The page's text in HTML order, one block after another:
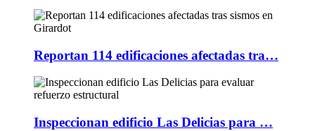
Reportan 114 edificaciones afectadas tra…
Inspeccionan edificio Las Delicias para …